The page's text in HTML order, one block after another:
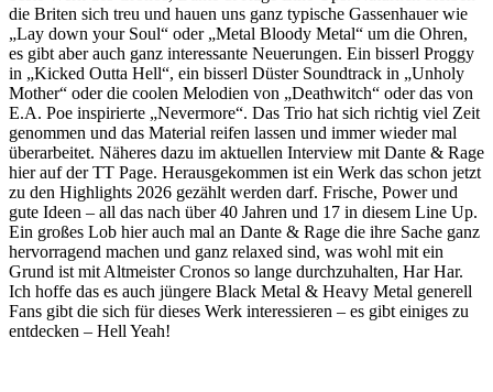
die Briten sich treu und hauen uns ganz typische Gassenhauer wie
„Lay down your Soul“ oder „Metal Bloody Metal“ um die Ohren,
es gibt aber auch ganz interessante Neuerungen. Ein bisserl Proggy
in „Kicked Outta Hell“, ein bisserl Düster Soundtrack in „Unholy
Mother“ oder die coolen Melodien von „Deathwitch“ oder das von
E.A. Poe inspirierte „Nevermore“. Das Trio hat sich richtig viel Zeit
genommen und das Material reifen lassen und immer wieder mal
überarbeitet. Näheres dazu im aktuellen Interview mit Dante & Rage
hier auf der TT Page. Herausgekommen ist ein Werk das schon jetzt
zu den Highlights 2026 gezählt werden darf. Frische, Power und
gute Ideen – all das nach über 40 Jahren und 17 in diesem Line Up.
Ein großes Lob hier auch mal an Dante & Rage die ihre Sache ganz
hervorragend machen und ganz relaxed sind, was wohl mit ein
Grund ist mit Altmeister Cronos so lange durchzuhalten, Har Har.
Ich hoffe das es auch jüngere Black Metal & Heavy Metal generell
Fans gibt die sich für dieses Werk interessieren – es gibt einiges zu
entdecken – Hell Yeah!